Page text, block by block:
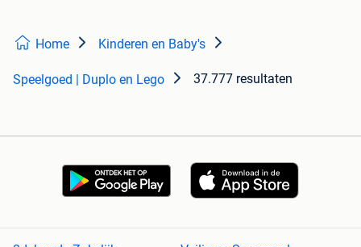
Home Kinderen en Baby's
Speelgoed | Duplo en Lego 37.777 resultaten